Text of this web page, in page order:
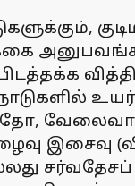
இசைவு